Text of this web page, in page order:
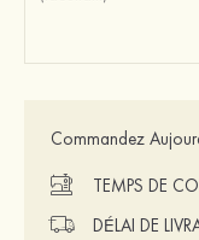
Commandez
TEMPS DE
DÉLAI DE